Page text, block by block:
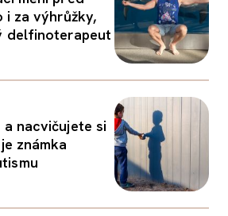
i za výhrůžky,
delfinoterapeut
nacvičujete si
známka